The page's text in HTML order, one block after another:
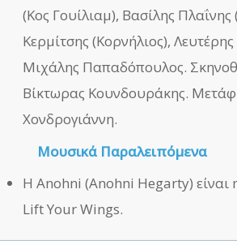
(Κος Γουίλιαμ), Βασίλης Πλαΐνης
Κερμίτσης (Κορνήλιος),
Μιχάλης Παπαδόπουλος.
Βίκτωρας Κουνδουράκης.
Χονδρογιάννη.
Μουσικά Παραλειπόμενα
Η Anohni (Anohni Hegarty) είναι
Lift Your Wings.